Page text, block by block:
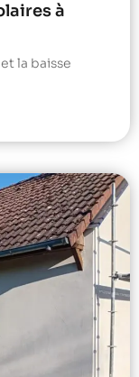
à
la baisse